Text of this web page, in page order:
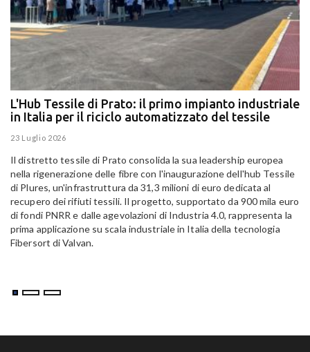
L'Hub Tessile di Prato: il primo impianto industriale
in Italia per il riciclo automatizzato del tessile
23 Luglio 2026
Il distretto tessile di Prato consolida la sua leadership europea
nella rigenerazione delle fibre con l'inaugurazione dell'hub Tessile
di Plures, un'infrastruttura da 31,3 milioni di euro dedicata al
recupero dei rifiuti tessili. Il progetto, supportato da 900 mila euro
di fondi PNRR e dalle agevolazioni di Industria 4.0, rappresenta la
prima applicazione su scala industriale in Italia della tecnologia
Fibersort di Valvan.